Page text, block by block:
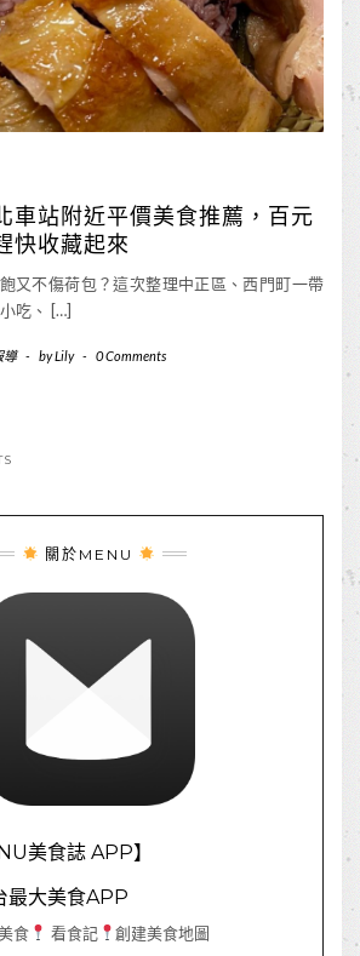
車站附近平價美食推薦，百元
快收藏起來
又不傷荷包？這次整理中正區、西門町一帶
吃、 […]
導 - byLily - 0 Comments
關於MENU
美食誌 APP】
最大美食APP
食 看食記
創建美食地圖